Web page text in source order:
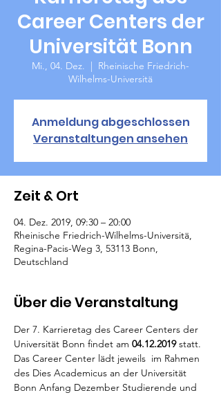
Career Centers der
Universität Bonn
Mi., 04. Dez.
  |
Rheinische Friedrich-
Wilhelms-Universitä
Anmeldung abgeschlossen
Veranstaltungen ansehen
Zeit & Ort
04. Dez. 2019, 09:30 – 20:00
Rheinische Friedrich-Wilhelms-Universitä,
Regina-Pacis-Weg 3, 53113 Bonn,
Deutschland
Über die Veranstaltung
Der 7. Karrieretag des Career Centers der
Universität Bonn findet am 04.12.2019 statt.
Das Career Center lädt jeweils  im Rahmen
des Dies Academicus an der Universität
Bonn Anfang Dezember Studierende und